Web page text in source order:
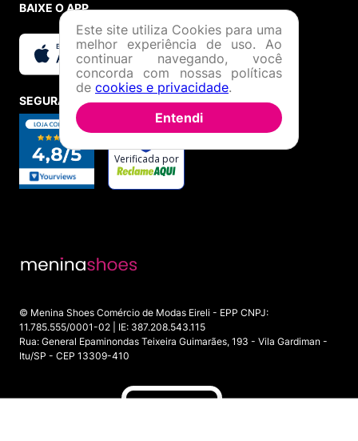
BAIXE O APP
SEGURANÇA E CREDIBILIDADE
© Menina Shoes Comércio de Modas Eireli - EPP CNPJ:
11.785.555/0001-02 | IE: 387.208.543.115
Rua: General Epaminondas Teixeira Guimarães, 193 - Vila Gardiman -
Itu/SP - CEP 13309-410
Este site utiliza Cookies para uma
melhor experiência de uso. Ao
continuar navegando, você
concorda com nossas políticas
de cookies e privacidade.
Entendi